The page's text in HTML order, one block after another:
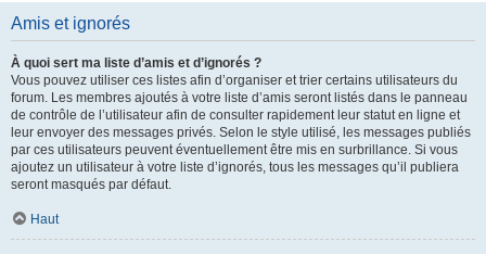
Amis et ignorés
À quoi sert ma liste d’amis et d’ignorés ?
Vous pouvez utiliser ces listes afin d’organiser et trier certains utilisateurs du
forum. Les membres ajoutés à votre liste d’amis seront listés dans le panneau
de contrôle de l’utilisateur afin de consulter rapidement leur statut en ligne et
leur envoyer des messages privés. Selon le style utilisé, les messages publiés
par ces utilisateurs peuvent éventuellement être mis en surbrillance. Si vous
ajoutez un utilisateur à votre liste d’ignorés, tous les messages qu’il publiera
seront masqués par défaut.
Haut